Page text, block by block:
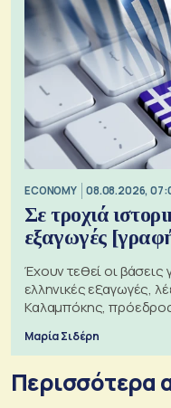
ECONOMY 08.08.2026,
Σε τροχιά
εξαγωγές
Έχουν τεθεί οι βάσεις
ελληνικές εξαγωγές,
Καλαμπόκης,
Μαρία Σιδέρη
Περισσότερα